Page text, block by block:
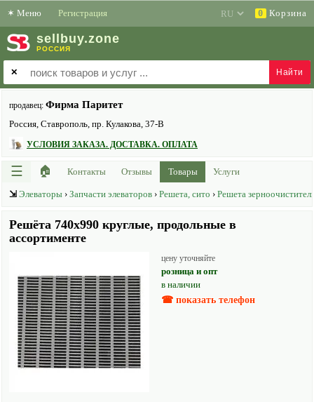
✶ Меню Регистрация 0 Корзина
sell buy.zone
РОССИЯ
✕
продавец: Фирма Паритет
Россия, Ставрополь, пр. Кулакова, 37-В
УСЛОВИЯ ЗАКАЗА. ДОСТАВКА. ОПЛАТА
☰ 🏠 Контакты Отзывы Товары Услуги
⇲ Элеваторы › Запчасти элеваторов › Решета, сито › Решета
Решёта 740х990 круглые, продольные в
ассортименте
цену уточняйте
розница и опт
в наличии
☎ показать телефон